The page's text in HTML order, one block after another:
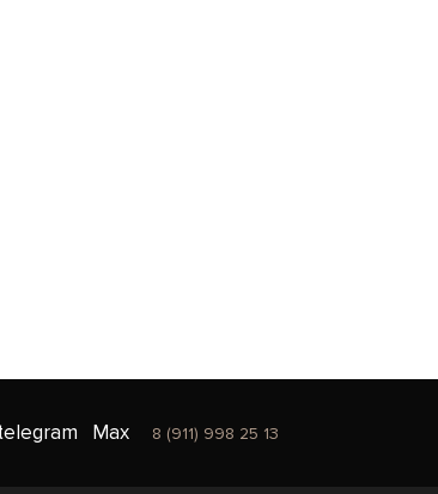
Max 8 (911) 998 25 13